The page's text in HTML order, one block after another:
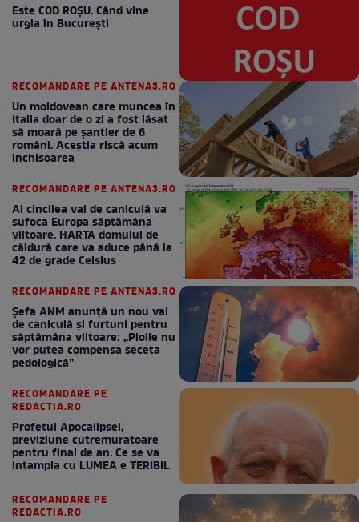
Este COD ROŞU. Când vine
urgia în Bucureşti
RECOMANDARE PE ANTENA3.RO
Un moldovean care muncea în
Italia doar de o zi a fost lăsat
să moară pe şantier de 6
români. Aceștia riscă acum
închisoarea
RECOMANDARE PE ANTENA3.RO
Al cincilea val de caniculă va
sufoca Europa săptămâna
viitoare. HARTA domului de
căldură care va aduce până la
42 de grade Celsius
RECOMANDARE PE ANTENA3.RO
Șefa ANM anunță un nou val
de caniculă și furtuni pentru
săptămâna viitoare: „Ploile nu
vor putea compensa seceta
pedologică”
RECOMANDARE PE
REDACTIA.RO
Profetul Apocalipsei,
previziune cutremuratoare
pentru final de an. Ce se va
intampla cu LUMEA e TERIBIL
RECOMANDARE PE
REDACTIA.RO